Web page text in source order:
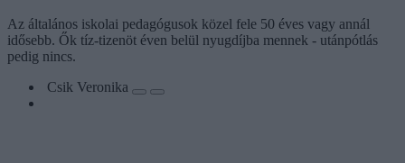
Az általános iskolai pedagógusok közel fele 50 éves vagy annál
idősebb. Ők tíz-tizenöt éven belül nyugdíjba mennek - utánpótlás
pedig nincs.
Csik Veronika